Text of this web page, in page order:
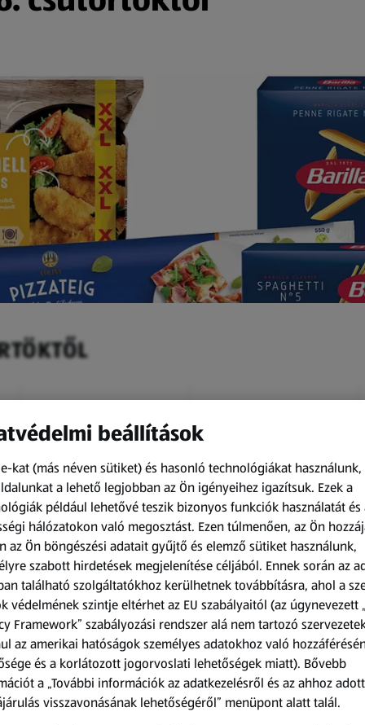
Amíg a készlet tart
XXL
ACTIMEL
Actimel joghurtital, 8
palack
0,8 kg
(1 186,25 Ft/1 kg)
949,00 Ft
Amíg a készlet tart
XXL
O.B.
Procomfort tampon,
64 darab
64 darabonként
(59,36 Ft/1 darabonként)
3 799,00 Ft
beállítások
kat (más néven sütiket) és hasonló technológiákat
a lehető legjobban az Ön igényeihez igazítsuk. Ezek a
például lehetővé teszik bizonyos funkciók használatát és
hálózatokon való megosztást. Ezen túlmenően, az Ön
az Ön böngészési adatait gyűjtő és elemző sütiket használunk,
szabott hirdetések megjelenítése céljából. Ennek során az
található szolgáltatókhoz kerülhetnek továbbításra, ahol a
védelmének szintje eltérhet az EU szabályaitól (az úgynevezett
Framework” szabályozási rendszer alá nem tartozó
az amerikai hatóságok személyes adatokhoz való
és a korlátozott jogorvoslati lehetőségek miatt). Bővebb
a „További információk az adatkezelésről és az ahhoz adott
visszavonásának lehetőségéről” menüpont alatt talál.